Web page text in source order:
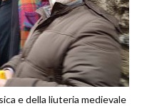
e della liuteria medievale